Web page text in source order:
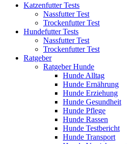
Katzenfutter Tests
Nassfutter Test
Trockenfutter Test
Hundefutter Tests
Nassfutter Test
Trockenfutter Test
Ratgeber
Ratgeber Hunde
Hunde Alltag
Hunde Ernährung
Hunde Erziehung
Hunde Gesundheit
Hunde Pflege
Hunde Rassen
Hunde Testbericht
Hunde Transport